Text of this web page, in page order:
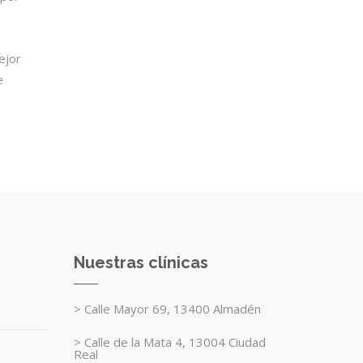
Nuestras clínicas
> Calle Mayor 69, 13400 Almadén
> Calle de la Mata 4, 13004 Ciudad
Real